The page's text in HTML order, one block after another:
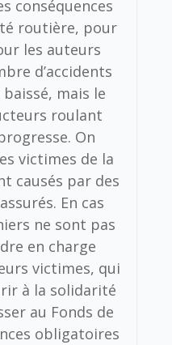
conséquences
routière, pour
les auteurs
d’accidents
mais le
roulant
On
victimes de la
causés par des
En cas
ne sont pas
en charge
victimes, qui
à la solidarité
au Fonds de
obligatoires